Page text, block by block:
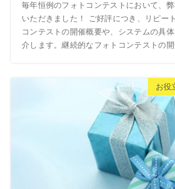
毎年恒例のフォトコンテストにおいて、
いただきました！ ご好評につき、リピー
コンテストの開催概要や、システムの具
介します。継続的なフォトコンテストの
お役